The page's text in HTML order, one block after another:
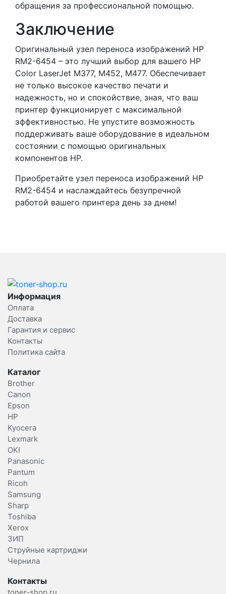
обращения за профессиональной помощью.
Заключение
Оригинальный узел переноса изображений HP
RM2-6454 – это лучший выбор для вашего HP
Color LaserJet M377, M452, M477. Обеспечивает
не только высокое качество печати и
надежность, но и спокойствие, зная, что ваш
принтер функционирует с максимальной
эффективностью. Не упустите возможность
поддерживать ваше оборудование в идеальном
состоянии с помощью оригинальных
компонентов HP.
Приобретайте узел переноса изображений HP
RM2-6454 и наслаждайтесь безупречной
работой вашего принтера день за днем!
Информация
Оплата
Доставка
Гарантия и сервис
Контакты
Политика сайта
Каталог
Brother
Canon
Epson
HP
Kyocera
Lexmark
OKI
Panasonic
Pantum
Ricoh
Samsung
Sharp
Toshiba
Xerox
ЗИП
Струйные картриджи
Чернила
Контакты